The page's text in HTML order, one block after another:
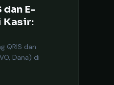
dan E-
Kasir:
QRIS dan
Dana) di